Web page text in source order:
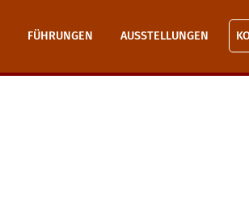
FÜHRUNGEN AUSSTELLUNGEN